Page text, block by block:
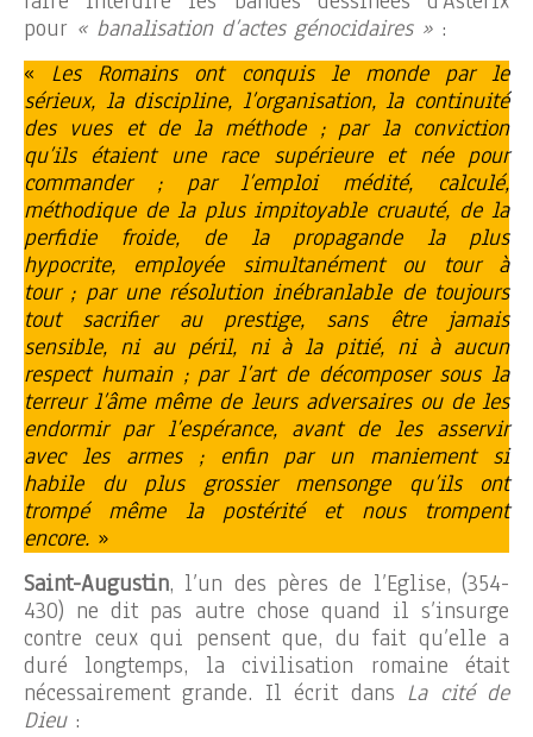
pour « banalisation d’actes génocidaires » :
« Les Romains ont conquis le monde par le
sérieux, la discipline, l’organisation, la continuité
des vues et de la méthode ; par la conviction
qu’ils étaient une race supérieure et née pour
commander ; par l’emploi médité, calculé,
méthodique de la plus impitoyable cruauté, de la
perfidie froide, de la propagande la plus
hypocrite, employée simultanément ou tour à
tour ; par une résolution inébranlable de toujours
tout sacrifier au prestige, sans être jamais
sensible, ni au péril, ni à la pitié, ni à aucun
respect humain ; par l’art de décomposer sous la
terreur l’âme même de leurs adversaires ou de les
endormir par l’espérance, avant de les asservir
avec les armes ; enfin par un maniement si
habile du plus grossier mensonge qu’ils ont
trompé même la postérité et nous trompent
encore. »
Saint-Augustin, l’un des pères de l’Eglise, (354-
430) ne dit pas autre chose quand il s’insurge
contre ceux qui pensent que, du fait qu’elle a
duré longtemps, la civilisation romaine était
nécessairement grande. Il écrit dans La cité de
Dieu: